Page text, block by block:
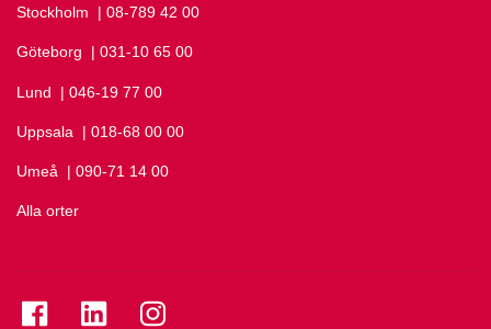
Stockholm Ring Stockholm på
| 08-789 42 00
Göteborg Ring Göteborg på
| 031-10 65 00
Lund Ring Lund på
| 046-19 77 00
Uppsala Ring Uppsala på
| 018-68 00 00
Umeå Ring Umeå på
| 090-71 14 00
Alla orter
Se folkuniversitetet på Facebook
Se folkuniversitetet på LinkedIn